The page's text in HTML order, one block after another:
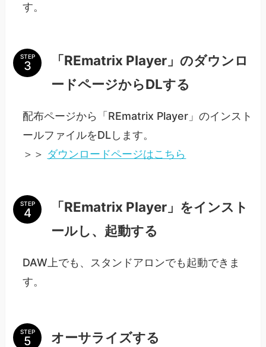
す。
STEP
「REmatrix Player」のダウンロ
ードページからDLする
配布ページから「REmatrix Player」のインスト
ールファイルをDLします。
＞＞ ダウンロードページはこちら
STEP
「REmatrix Player」をインスト
ールし、起動する
DAW上でも、スタンドアロンでも起動できま
す。
STEP オーサライズする